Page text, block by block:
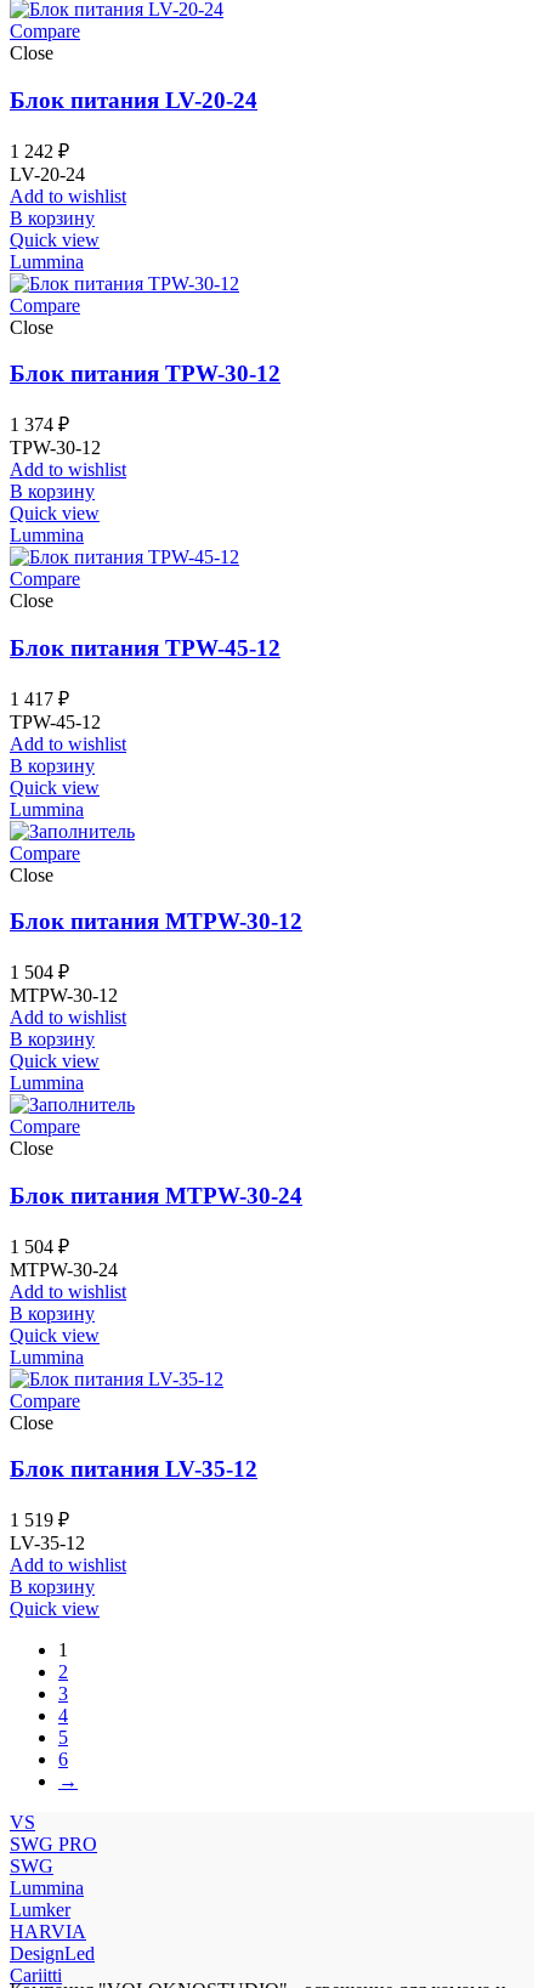
Compare
Close
Блок питания LV-20-24
1 242 ₽
LV-20-24
Add to wishlist
В корзину
Quick view
Lummina
Compare
Close
Блок питания TPW-30-12
1 374 ₽
TPW-30-12
Add to wishlist
В корзину
Quick view
Lummina
Compare
Close
Блок питания TPW-45-12
1 417 ₽
TPW-45-12
Add to wishlist
В корзину
Quick view
Lummina
Compare
Close
Блок питания MTPW-30-12
1 504 ₽
MTPW-30-12
Add to wishlist
В корзину
Quick view
Lummina
Compare
Close
Блок питания MTPW-30-24
1 504 ₽
MTPW-30-24
Add to wishlist
В корзину
Quick view
Lummina
Compare
Close
Блок питания LV-35-12
1 519 ₽
LV-35-12
Add to wishlist
В корзину
Quick view
1
2
3
4
5
6
→
VS
SWG PRO
SWG
Lummina
Lumker
HARVIA
DesignLed
Cariitti